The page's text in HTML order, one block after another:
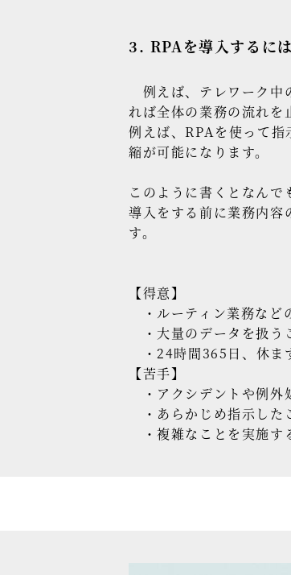
3. RPAを導入するに
例えば、テレワーク中
れば全体の業務の流れを
例えば、RPAを使って
縮が可能になります。
このように書くとなん
導入をする前に業務内容
す。
【得意】
・ルーティン業務など
・大量のデータを扱う
・24時間365日、休ま
【苦手】
・アクシデントや例外
・あらかじめ指示した
・複雑なことを実施す